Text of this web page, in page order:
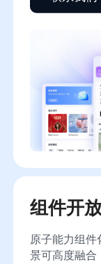
组件开
原子能力组件
景可高度融合